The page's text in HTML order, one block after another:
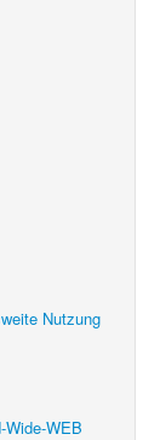
Nutzung
WEB